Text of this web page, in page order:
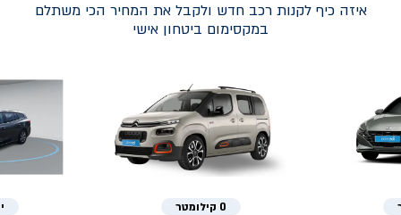
איזה כיף לקנות רכב חדש ולקבל את המחיר הכי משתלם
במקסימום ביטחון אישי
0 קילומטר